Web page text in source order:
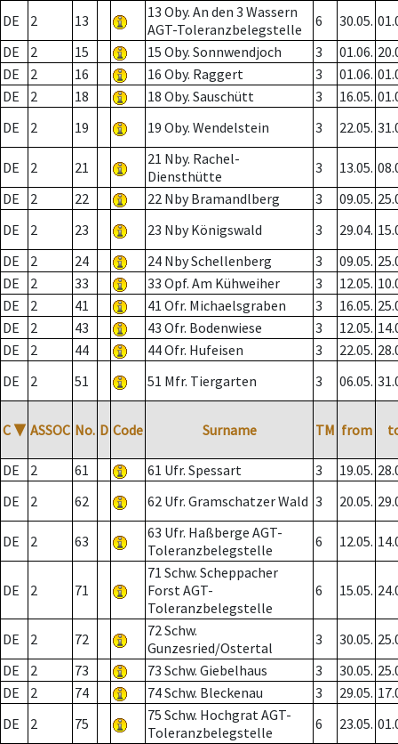
DE
2 13
13 Oby. An den 3 Wassern
AGT-Toleranzbelegstelle
6 30.05.
DE
2 15 15 Oby. Sonnwendjoch 3 01.06.
DE
2 16 16 Oby. Raggert 3 01.06.
DE
2 18 18 Oby. Sauschütt 3 16.05.
DE
2 19 19 Oby. Wendelstein 3 22.05.
DE 2 21
21 Nby. Rachel-
Diensthütte
3 13.05.
DE
2 22 22 Nby Bramandlberg 3 09.05.
DE
2 23 23 Nby Königswald 3 29.04.
DE
2 24 24 Nby Schellenberg 3 09.05.
DE
2 33 33 Opf. Am Kühweiher 3 12.05.
DE
2 41 41 Ofr. Michaelsgraben 3 16.05.
DE
2 43 43 Ofr. Bodenwiese 3 12.05.
DE
2 44 44 Ofr. Hufeisen 3 22.05.
DE
2 51 51 Mfr. Tiergarten 3 06.05.
C ▼ ASSOC No. D Code Surname TM from
DE 2 61 61 Ufr. Spessart 3 19.05.
DE
2 62 62 Ufr. Gramschatzer Wald 3 20.05.
DE 2 63
63 Ufr. Haßberge AGT-
Toleranzbelegstelle
6 12.05.
DE 2 71
71 Schw. Scheppacher
Forst AGT-
Toleranzbelegstelle
6 15.05.
DE 2 72
72 Schw.
Gunzesried/Ostertal
3 30.05.
DE
2 73 73 Schw. Giebelhaus 3 30.05.
DE
2 74 74 Schw. Bleckenau 3 29.05.
DE
2 75
75 Schw. Hochgrat AGT-
Toleranzbelegstelle
6 23.05.